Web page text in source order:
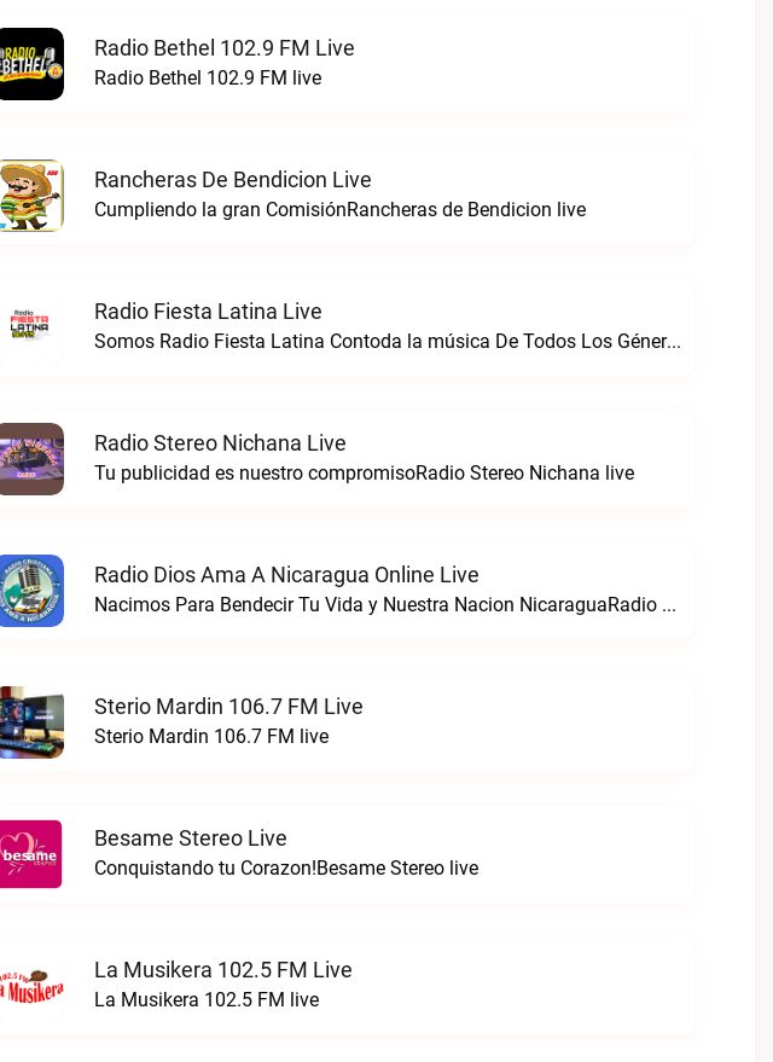
Radio Bethel 102.9 FM Live
Radio Bethel 102.9 FM live
Rancheras De Bendicion Live
Cumpliendo la gran ComisiónRancheras de Bendicion live
Radio Fiesta Latina Live
Somos Radio Fiesta Latina Contoda la música De Todos Los Géneros. 98 .0 FMRadio Fiesta Latina live
Radio Stereo Nichana Live
Tu publicidad es nuestro compromisoRadio Stereo Nichana live
Radio Dios Ama A Nicaragua Online Live
Nacimos Para Bendecir Tu Vida y Nuestra Nacion NicaraguaRadio Dios Ama a Nicaragua Online live
Sterio Mardin 106.7 FM Live
Sterio Mardin 106.7 FM live
Besame Stereo Live
Conquistando tu Corazon!Besame Stereo live
La Musikera 102.5 FM Live
La Musikera 102.5 FM live